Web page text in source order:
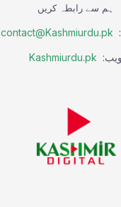
ہم سے رابطہ کریں
contact@Kashmiurdu.pk
ویب: Kashmiurdu.pk